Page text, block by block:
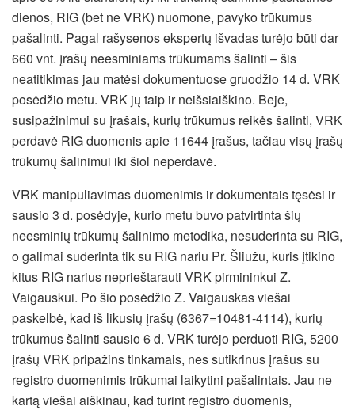
dienos, RIG (bet ne VRK) nuomone, pavyko trūkumus
pašalinti. Pagal rašysenos ekspertų išvadas turėjo būti dar
660 vnt. įrašų neesminiams trūkumams šalinti – šis
neatitikimas jau matėsi dokumentuose gruodžio 14 d. VRK
posėdžio metu. VRK jų taip ir neišsiaiškino. Beje,
susipažinimui su įrašais, kurių trūkumus reikės šalinti, VRK
perdavė RIG duomenis apie 11644 įrašus, tačiau visų įrašų
trūkumų šalinimui iki šiol neperdavė.
VRK manipuliavimas duomenimis ir dokumentais tęsėsi ir
sausio 3 d. posėdyje, kurio metu buvo patvirtinta šių
neesminių trūkumų šalinimo metodika, nesuderinta su RIG,
o galimai suderinta tik su RIG nariu Pr. Šliužu, kuris įtikino
kitus RIG narius neprieštarauti VRK pirmininkui Z.
Vaigauskui. Po šio posėdžio Z. Vaigauskas viešai
paskelbė, kad iš likusių įrašų (6367=10481-4114), kurių
trūkumus šalinti sausio 6 d. VRK turėjo perduoti RIG, 5200
įrašų VRK pripažins tinkamais, nes sutikrinus įrašus su
registro duomenimis trūkumai laikytini pašalintais. Jau ne
kartą viešai aiškinau, kad turint registro duomenis,